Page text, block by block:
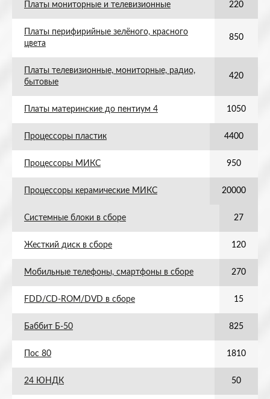
Платы мониторные и телевизионные 220
Платы перифирийные зелёного, красного
цвета
850
Платы телевизионные, мониторные, радио,
бытовые
420
Платы материнские до пентиум 4 1050
Процессоры пластик 4400
Процессоры МИКС 950
Процессоры керамические МИКС 20000
Системные блоки в сборе 27
Жесткий диск в сборе 120
Мобильные телефоны, смартфоны в сборе 270
FDD/CD-ROM/DVD в сборе 15
Баббит Б-50 825
Пос 80 1810
24 ЮНДК 50